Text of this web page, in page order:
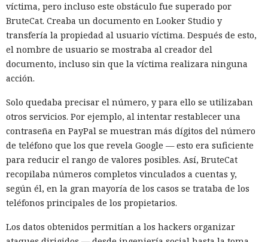
víctima, pero incluso este obstáculo fue superado por
BruteCat. Creaba un documento en Looker Studio y
transfería la propiedad al usuario víctima. Después de esto,
el nombre de usuario se mostraba al creador del
documento, incluso sin que la víctima realizara ninguna
acción.
Solo quedaba precisar el número, y para ello se utilizaban
otros servicios. Por ejemplo, al intentar restablecer una
contraseña en PayPal se muestran más dígitos del número
de teléfono que los que revela Google — esto era suficiente
para reducir el rango de valores posibles. Así, BruteCat
recopilaba números completos vinculados a cuentas y,
según él, en la gran mayoría de los casos se trataba de los
teléfonos principales de los propietarios.
Los datos obtenidos permitían a los hackers organizar